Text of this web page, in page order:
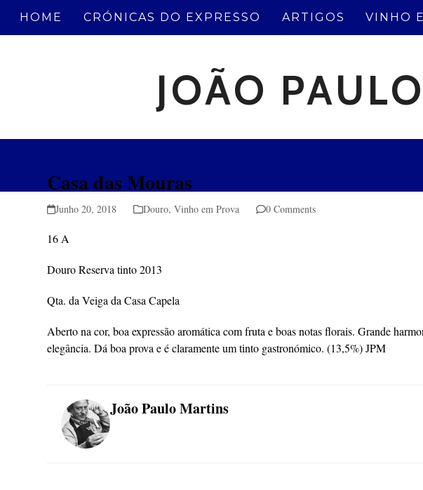
HOME CRÓNICAS DO EXPRESSO ARTIGOS VINHO
JOÃO
Casa das Mouras
Junho 20, 2018 Douro,Vinho em Prova 0 Comments
16 A
Douro Reserva tinto 2013
Qta. da Veiga da Casa Capela
Aberto na cor, boa expressão aromática com fruta e boas notas florais. Grande
elegância. Dá boa prova e é claramente um tinto gastronómico. (13,5%) JPM
João Paulo Martins